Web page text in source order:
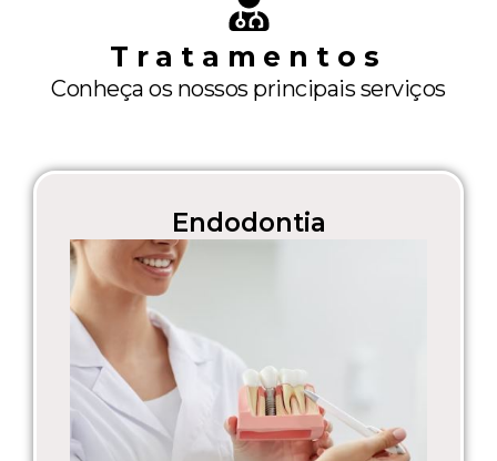
k
g
r
a
m
p
Tratamentos
Conheça os nossos principais serviços
Endodontia